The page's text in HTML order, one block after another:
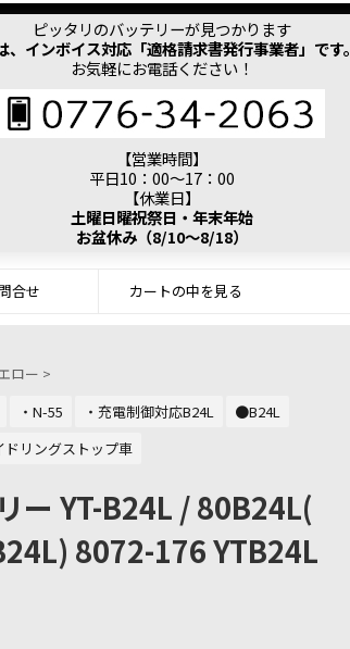
ピッタリのバッテリーが見つかります
、インボイス対応「適格請求書発行事業者」です。
お気軽にお電話ください！
【営業時間】
平日10：00～17：00
【休業日】
土曜日曜祝祭日・年末年始
お盆休み（8/10～8/18）
合せ カートの中を見る
ロー >
・N-55 ・充電制御対応B24L
●B24L
リングストップ車
ー YT-B24L / 80B24L(
8072-176 YTB24L